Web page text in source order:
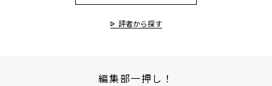
評者から探す
編集部一押し！